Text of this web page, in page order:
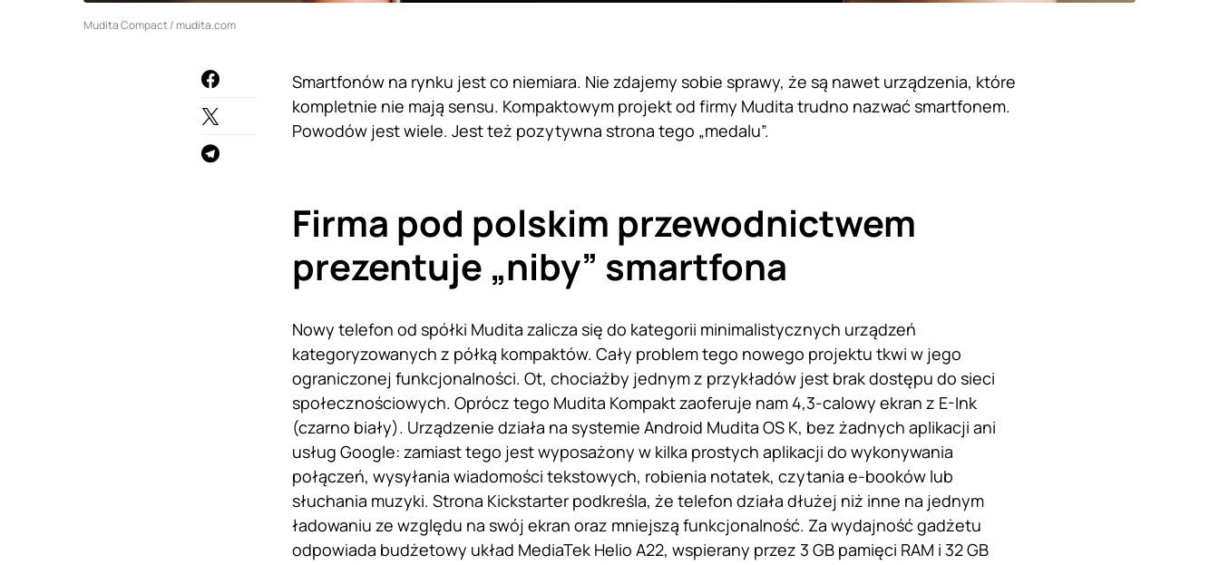
Mudita Compact / mudita.com
Smartfonów na rynku jest co niemiara. Nie zdajemy sobie sprawy, że są nawet urządzenia, które
kompletnie nie mają sensu. Kompaktowym projekt od firmy Mudita trudno nazwać smartfonem.
Powodów jest wiele. Jest też pozytywna strona tego „medalu”.
Firma pod polskim przewodnictwem
prezentuje „niby” smartfona
Nowy telefon od spółki Mudita zalicza się do kategorii minimalistycznych urządzeń
kategoryzowanych z półką kompaktów. Cały problem tego nowego projektu tkwi w jego
ograniczonej funkcjonalności. Ot, chociażby jednym z przykładów jest brak dostępu do sieci
społecznościowych. Oprócz tego Mudita Kompakt zaoferuje nam 4,3-calowy ekran z E-Ink
(czarno biały). Urządzenie działa na systemie Android Mudita OS K, bez żadnych aplikacji ani
usług Google: zamiast tego jest wyposażony w kilka prostych aplikacji do wykonywania
połączeń, wysyłania wiadomości tekstowych, robienia notatek, czytania e-booków lub
słuchania muzyki. Strona Kickstarter podkreśla, że ​​telefon działa dłużej niż inne na jednym
ładowaniu ze względu na swój ekran oraz mniejszą funkcjonalność. Za wydajność gadżetu
odpowiada budżetowy układ MediaTek Helio A22, wspierany przez 3 GB pamięci RAM i 32 GB